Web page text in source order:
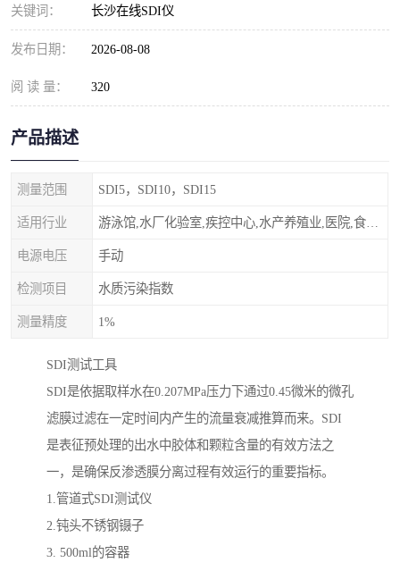
关键词： 长沙在线SDI仪
发布日期： 2026-08-08
阅 读 量： 320
产品描述
测量范围 SDI5，SDI10，SDI15
适用行业
电源电压 手动
检测项目 水质污染指数
测量精度 1%
SDI测试工具
SDI是依据取样水在0.207MPa压力下通过0.45微米的微孔
滤膜过滤在一定时间内产生的流量衰减推算而来。SDI
是表征预处理的出水中胶体和颗粒含量的有效方法之
一，是确保反渗透膜分离过程有效运行的重要指标。
1.管道式SDI测试仪
2.钝头不锈钢镊子
3. 500ml的容器